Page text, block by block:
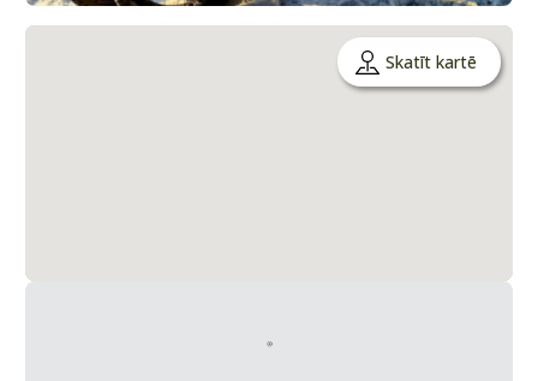
Skatīt kartē